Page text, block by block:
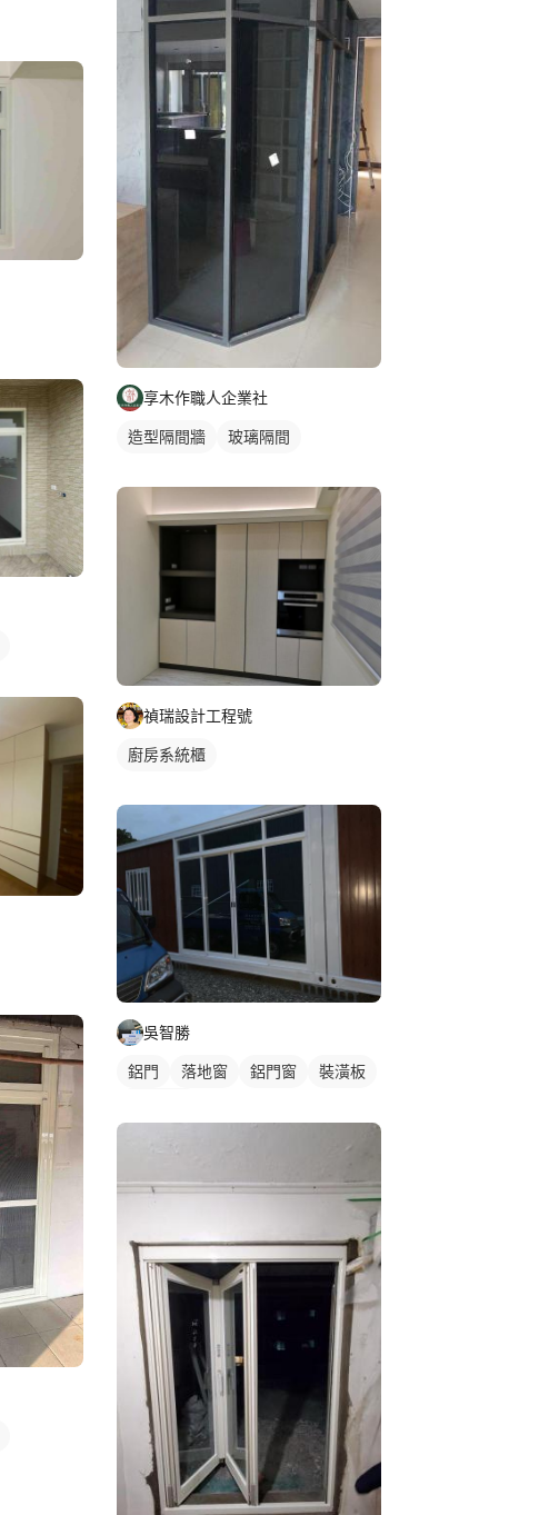
享木作職人企業社
造型隔間牆 玻璃隔間
禎瑞設計工程號
廚房系統櫃
吳智勝
鋁門 落地窗 鋁門窗
裝潢板